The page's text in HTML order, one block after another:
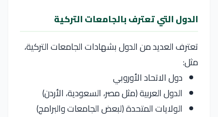
الدول التي تعترف بالجامعات التركية
تعترف العديد من الدول بشهادات الجامعات التركية،
مثل:
دول الاتحاد الأوروبي
الدول العربية (مثل مصر، السعودية، الأردن)
الولايات المتحدة (لبعض الجامعات والبرامج)